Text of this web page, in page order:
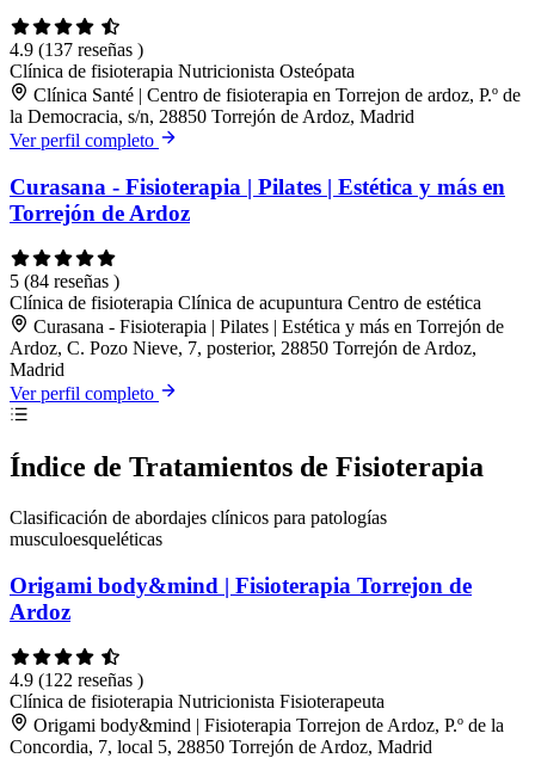
4.9 (137 reseñas )
Clínica de fisioterapia Nutricionista Osteópata
Clínica Santé | Centro de fisioterapia en Torrejon de ardoz, P.º de
la Democracia, s/n, 28850 Torrejón de Ardoz, Madrid
Ver perfil completo
Curasana - Fisioterapia | Pilates | Estética y más en
Torrejón de Ardoz
5 (84 reseñas )
Clínica de fisioterapia Clínica de acupuntura Centro de estética
Curasana - Fisioterapia | Pilates | Estética y más en Torrejón de
Ardoz, C. Pozo Nieve, 7, posterior, 28850 Torrejón de Ardoz,
Madrid
Ver perfil completo
Índice de Tratamientos de Fisioterapia
Clasificación de abordajes clínicos para patologías
musculoesqueléticas
Origami body&mind | Fisioterapia Torrejon de
Ardoz
4.9 (122 reseñas )
Clínica de fisioterapia Nutricionista Fisioterapeuta
Origami body&mind | Fisioterapia Torrejon de Ardoz, P.º de la
Concordia, 7, local 5, 28850 Torrejón de Ardoz, Madrid